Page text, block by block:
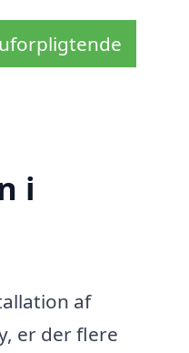
i
af
er der flere